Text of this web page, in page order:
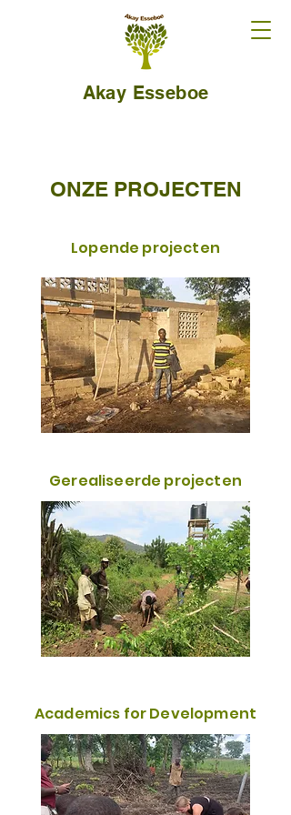
Akay Esseboe
ONZE PROJECTEN
Lopende projecten
Gerealiseerde projecten
Academics for Development